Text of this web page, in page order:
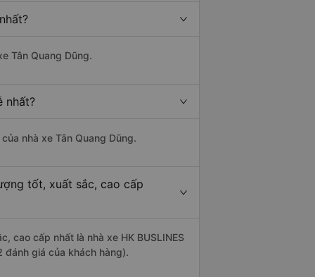
Tân Quang Dũng.
nhất?
nhà xe Tân Quang Dũng.
tốt, xuất sắc, cao cấp
cao cấp nhất là nhà xe HK BUSLINES
giá của khách hàng).